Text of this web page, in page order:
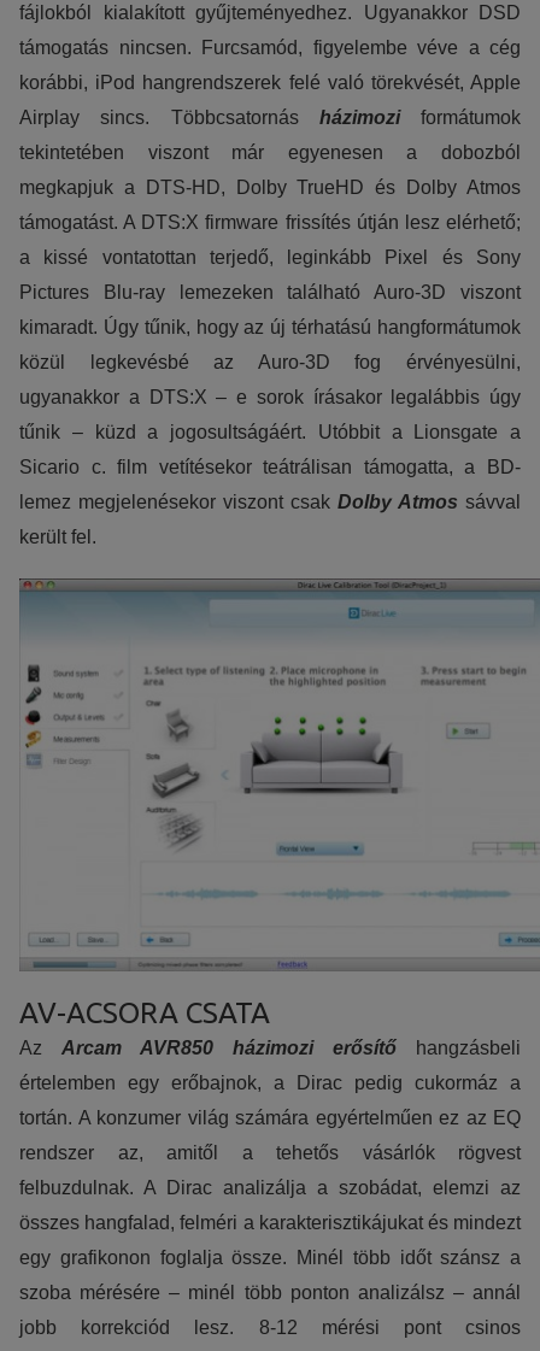
fájlokból kialakított gyűjteményedhez. Ugyanakkor DSD
támogatás nincsen. Furcsamód, figyelembe véve a cég
korábbi, iPod hangrendszerek felé való törekvését, Apple
Airplay sincs. Többcsatornás házimoziformátumok
tekintetében viszont már egyenesen a dobozból
megkapjuk a DTS-HD, Dolby TrueHD és Dolby Atmos
támogatást. A DTS:X firmware frissítés útján lesz elérhető;
a kissé vontatottan terjedő, leginkább Pixel és Sony
Pictures Blu-ray lemezeken található Auro-3D viszont
kimaradt. Úgy tűnik, hogy az új térhatású hangformátumok
közül legkevésbé az Auro-3D fog érvényesülni,
ugyanakkor a DTS:X – e sorok írásakor legalábbis úgy
tűnik – küzd a jogosultságáért. Utóbbit a Lionsgate a
Sicario c. film vetítésekor teátrálisan támogatta, a BD-
lemez megjelenésekor viszont csak Dolby Atmos sávval
került fel.
AV-ACSORA CSATA
Az Arcam AVR850 házimozi erősítő hangzásbeli
értelemben egy erőbajnok, a Dirac pedig cukormáz a
tortán. A konzumer világ számára egyértelműen ez az EQ
rendszer az, amitől a tehetős vásárlók rögvest
felbuzdulnak. A Dirac analizálja a szobádat, elemzi az
összes hangfalad, felméri a karakterisztikájukat és mindezt
egy grafikonon foglalja össze. Minél több időt szánsz a
szoba mérésére – minél több ponton analizálsz – annál
jobb korrekciód lesz. 8-12 mérési pont csinos